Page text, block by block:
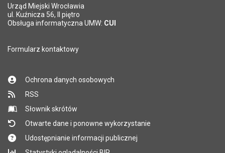
*
Pole wymagane
Urząd Miejski Wrocławia
ul. Kuźnicza 56, II piętro
Obsługa informatyczna UMW: CUI
Formularz kontaktowy
Ochrona danych osobowych
RSS
Słownik skrótów
Otwarte dane i ponowne wykorzystanie
Udostępnianie informacji publicznej